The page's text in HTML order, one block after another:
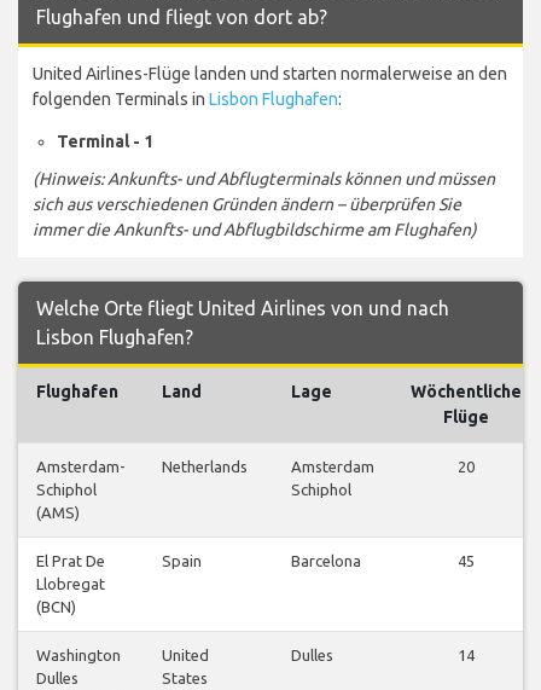
Flughafen und fliegt von dort ab?
United Airlines-Flüge landen und starten normalerweise an den
folgenden Terminals in Lisbon Flughafen:
Terminal - 1
(Hinweis: Ankunfts- und Abflugterminals können und müssen
sich aus verschiedenen Gründen ändern – überprüfen Sie
immer die Ankunfts- und Abflugbildschirme am Flughafen)
Welche Orte fliegt United Airlines von und nach
Lisbon Flughafen?
Flughafen Land Lage
Wöchentliche
Flüge
Amsterdam-
Schiphol
(AMS)
Netherlands
Amsterdam
Schiphol
20
El Prat De
Llobregat
(BCN)
Spain Barcelona 45
Washington
Dulles
United
States
Dulles 14